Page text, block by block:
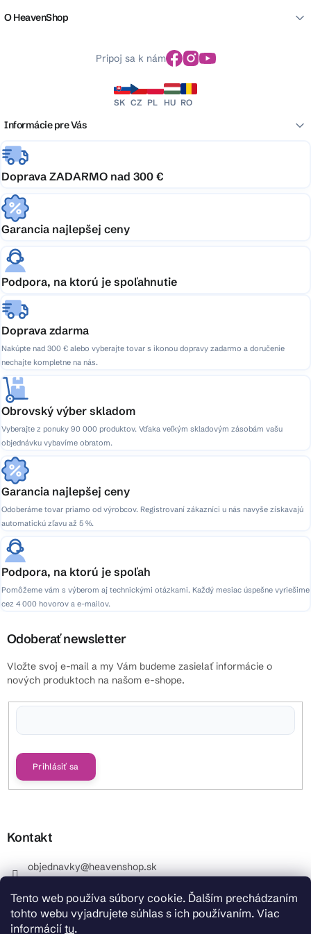
Tento web používa súbory cookie. Ďalším prechádzaním
tohto webu vyjadrujete súhlas s ich používaním. Viac
informácií tu.
O HeavenShop
Pripoj sa k nám
SK CZ PL HU RO
Informácie pre Vás
Doprava ZADARMO nad 300 €
Garancia najlepšej ceny
Podpora, na ktorú je spoľahnutie
Doprava zdarma
Nakúpte nad 300 € alebo vyberajte tovar s ikonou dopravy zadarmo a doručenie
nechajte kompletne na nás.
Obrovský výber skladom
Vyberajte z ponuky 90 000 produktov. Vďaka veľkým skladovým zásobám vašu
objednávku vybavíme obratom.
Garancia najlepšej ceny
Odoberáme tovar priamo od výrobcov. Registrovaní zákazníci u nás navyše získavajú
automatickú zľavu až 5 %.
Podpora, na ktorú je spoľah
Pomôžeme vám s výberom aj technickými otázkami. Každý mesiac úspešne vyriešime
cez 4 000 hovorov a e-mailov.
Odoberať newsletter
Vložte svoj e-mail a my Vám budeme zasielať informácie o
nových produktoch na našom e-shope.
Prihlásiť sa
Kontakt
objednavky@heavenshop.sk
_Info objednávky : +421 914 399 399 Pracovné dni od
8.00 hod. do 12.00 . REKLAMÁCIE : +421 914 399 399